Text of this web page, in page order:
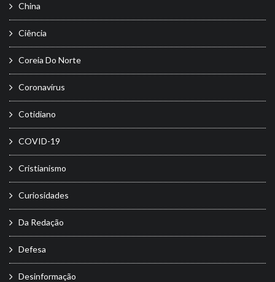
China
Ciência
Coreia Do Norte
Coronavírus
Cotidiano
COVID-19
Cristianismo
Curiosidades
Da Redação
Defesa
Desinformação